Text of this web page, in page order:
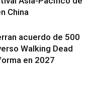
China
acuerdo de 500
Walking Dead
en 2027